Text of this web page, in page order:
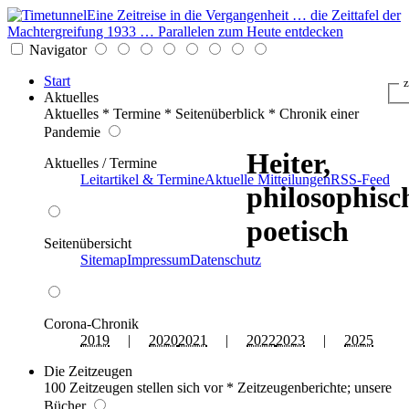
Eine Zeitreise in die Vergangenheit … die Zeittafel der
Machtergreifung 1933 … Parallelen zum Heute entdecken
Navigator
Start
Aktuelles
Aktuelles * Termine * Seitenüberblick * Chronik einer
Pandemie
Aktuelles / Termine
Leitartikel & TermineAktuelle MitteilungenRSS-Feed
Seitenübersicht
SitemapImpressumDatenschutz
Corona-Chronik
2019 | 20202021 | 20222023 | 2025
Die Zeitzeugen
100 Zeitzeugen stellen sich vor * Zeitzeugenberichte; unsere
Bücher
Heiter,
poetisch